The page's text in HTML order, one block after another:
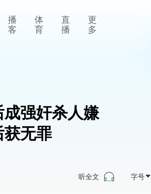
播
客
体
育
直
播
更
多
强奸杀人嫌
获无罪
听全文 字号